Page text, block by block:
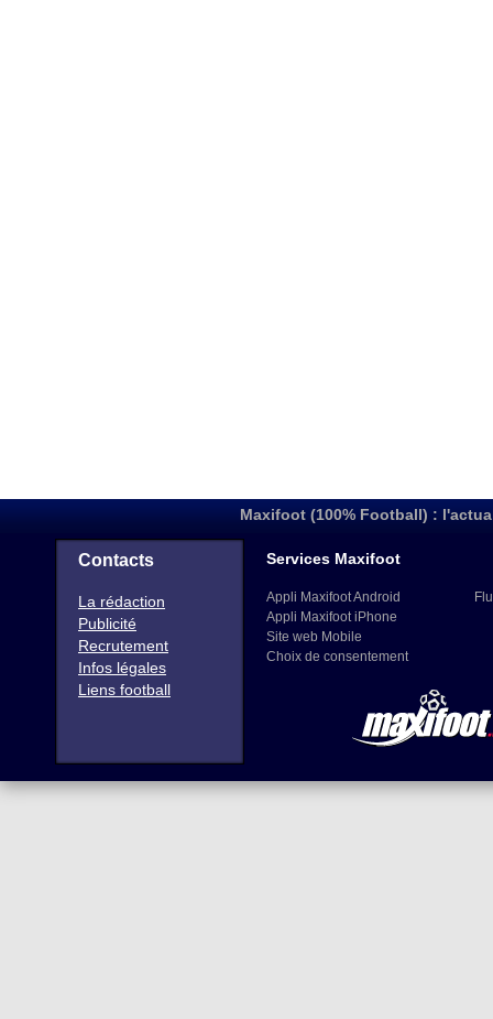
Maxifoot (100% Football) :
Contacts
La rédaction
Publicité
Recrutement
Infos légales
Liens football
Services Maxifoot
Appli Maxifoot Android
Appli Maxifoot iPhone
Site web Mobile
Choix de consentement